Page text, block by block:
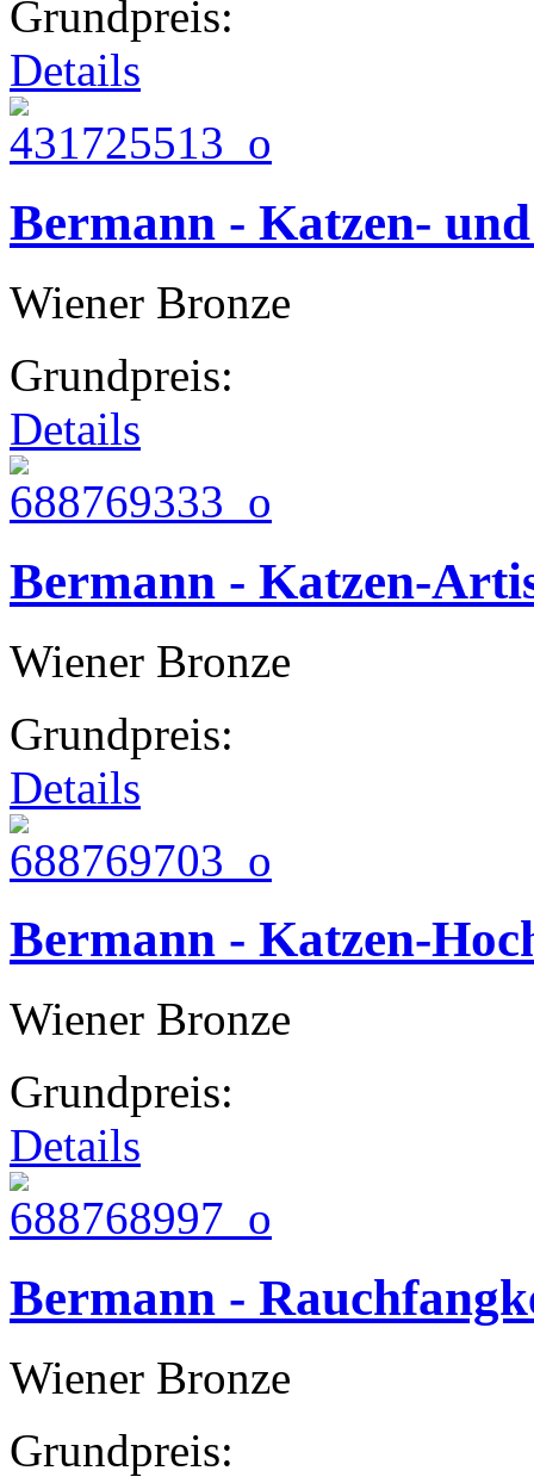
Grundpreis:
Details
Bermann - Katzen-
Wiener Bronze
Grundpreis:
Details
Bermann - Katzen-
Wiener Bronze
Grundpreis:
Details
Bermann - Katzen-
Wiener Bronze
Grundpreis:
Details
Bermann -
Wiener Bronze
Grundpreis: